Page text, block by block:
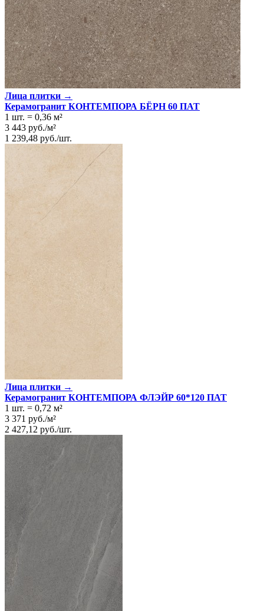
Лица плитки →
Керамогранит КОНТЕМПОРА БЁРН 60 ПАТ
1 шт. = 0,36 м²
3 443 руб./м²
1 239,48 руб./шт.
Лица плитки →
Керамогранит КОНТЕМПОРА ФЛЭЙР 60*120 ПАТ
1 шт. = 0,72 м²
3 371 руб./м²
2 427,12 руб./шт.